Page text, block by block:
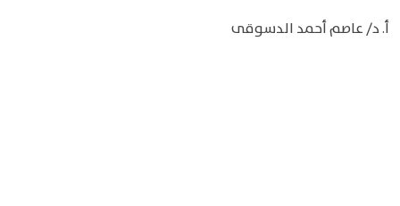
أ. د/ عاصم أحمد الدسوقى